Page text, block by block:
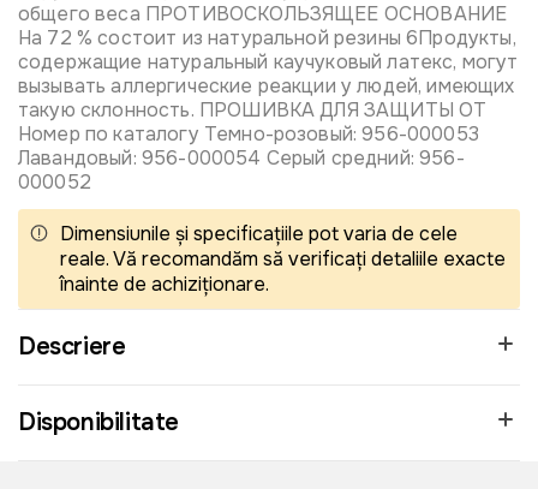
общего веса ПРОТИВОСКОЛЬЗЯЩЕЕ ОСНОВАНИЕ
На 72 % состоит из натуральной резины 6Продукты,
содержащие натуральный каучуковый латекс, могут
вызывать аллергические реакции у людей, имеющих
такую склонность. ПРОШИВКА ДЛЯ ЗАЩИТЫ ОТ
Номер по каталогу Темно-розовый: 956-000053
Лавандовый: 956-000054 Серый средний: 956-
000052
Dimensiunile și specificațiile pot varia de cele
reale. Vă recomandăm să verificați detaliile exacte
înainte de achiziționare.
Descriere
Disponibilitate